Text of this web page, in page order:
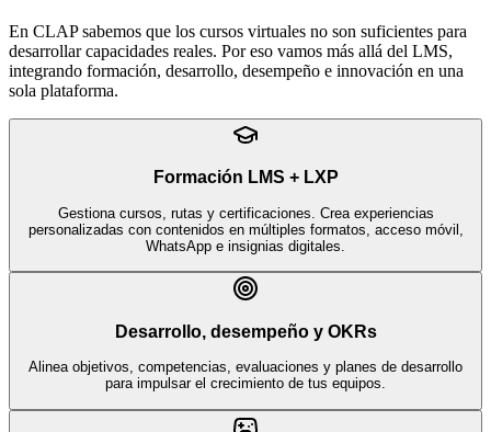
En CLAP sabemos que los cursos virtuales no son suficientes para
desarrollar capacidades reales. Por eso vamos más allá del LMS,
integrando formación, desarrollo, desempeño e innovación en una
sola plataforma.
Formación LMS + LXP
Gestiona cursos, rutas y certificaciones. Crea experiencias
personalizadas con contenidos en múltiples formatos, acceso móvil,
WhatsApp e insignias digitales.
Desarrollo, desempeño y OKRs
Alinea objetivos, competencias, evaluaciones y planes de desarrollo
para impulsar el crecimiento de tus equipos.